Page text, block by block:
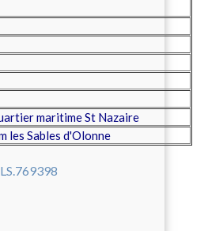
maritime St Nazaire
les Sables d'Olonne